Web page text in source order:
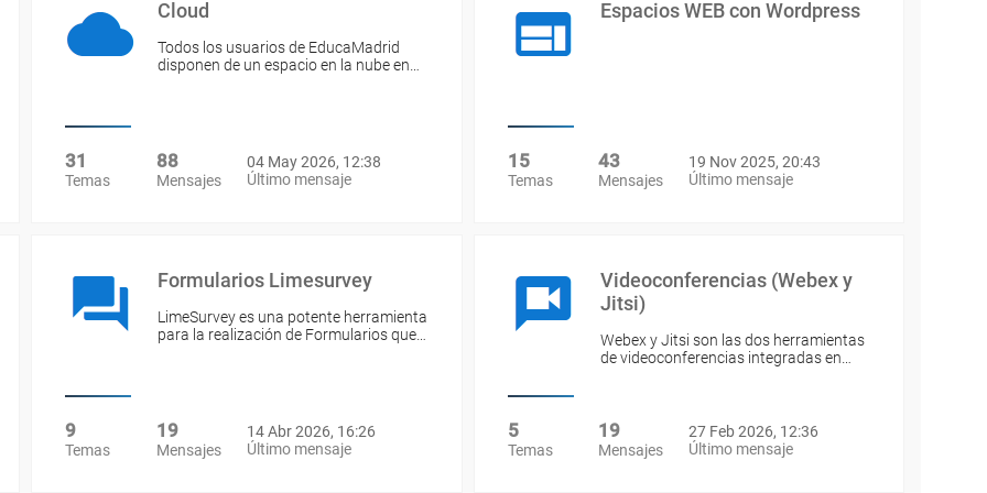
Cloud
Todos los usuarios de EducaMadrid
disponen de un espacio en la nube en…
31
Temas
88
Mensajes
04 May 2026, 12:38
Último mensaje
Espacios WEB con Wordpress
15
Temas
43
Mensajes
19 Nov 2025, 20:43
Último mensaje
Formularios Limesurvey
LimeSurvey es una potente herramienta
para la realización de Formularios que…
9
Temas
19
Mensajes
14 Abr 2026, 16:26
Último mensaje
Videoconferencias (Webex y
Jitsi)
Webex y Jitsi son las dos herramientas
de videoconferencias integradas en…
5
Temas
19
Mensajes
27 Feb 2026, 12:36
Último mensaje